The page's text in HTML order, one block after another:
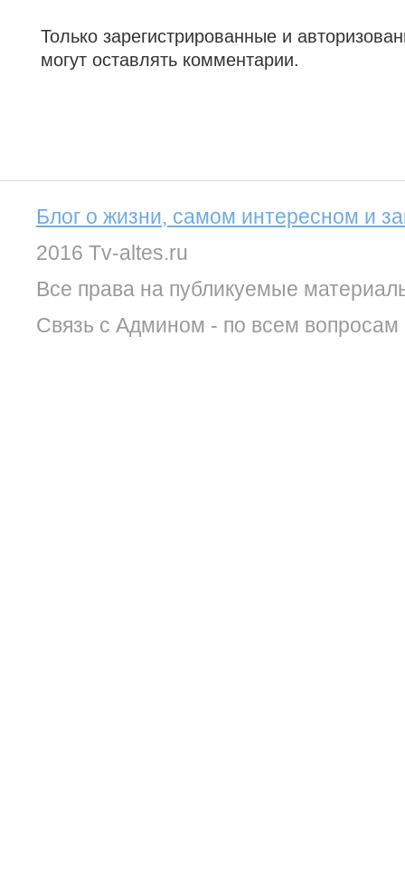
Только зарегистрированные и
могут оставлять комментарии.
Блог о жизни, самом интересном и
2016 Tv-altes.ru
Все права на публикуемые
Связь с Админом - по всем